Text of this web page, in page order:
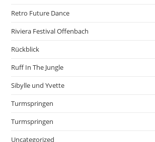
Retro Future Dance
Riviera Festival Offenbach
Rückblick
Ruff In The Jungle
Sibylle und Yvette
Turmspringen
Turmspringen
Uncategorized